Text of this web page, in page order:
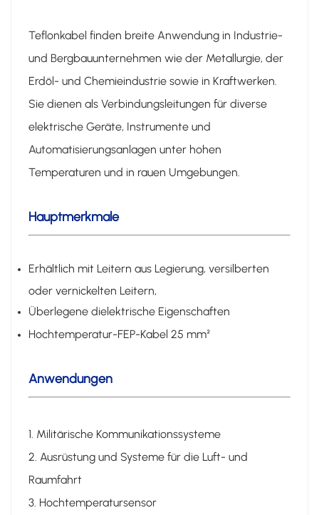
Teflonkabel finden breite Anwendung in Industrie-
und Bergbauunternehmen wie der Metallurgie, der
Erdöl- und Chemieindustrie sowie in Kraftwerken.
Sie dienen als Verbindungsleitungen für diverse
elektrische Geräte, Instrumente und
Automatisierungsanlagen unter hohen
Temperaturen und in rauen Umgebungen.
Hauptmerkmale
Erhältlich mit Leitern aus Legierung, versilberten
oder vernickelten Leitern,
Überlegene dielektrische Eigenschaften
Hochtemperatur-FEP-Kabel 25 mm²
Anwendungen
1. Militärische Kommunikationssysteme
2. Ausrüstung und Systeme für die Luft- und
Raumfahrt
3. Hochtemperatursensor